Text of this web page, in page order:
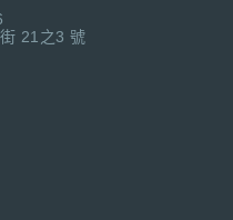
21之3 號